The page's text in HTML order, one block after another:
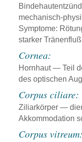
mechanisch-
Symptome:
starker
Cornea:
Hornhaut — Teil
des optischen
Corpus ciliare:
Ziliarkörper —
Akkommodation
Corpus vitreum: